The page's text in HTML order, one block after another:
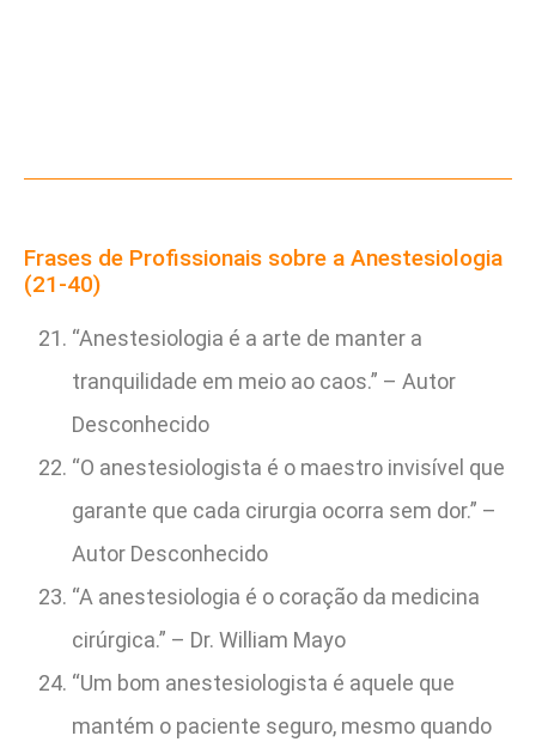
Frases de Profissionais sobre a Anestesiologia
(21-40)
“Anestesiologia é a arte de manter a
tranquilidade em meio ao caos.” – Autor
Desconhecido
“O anestesiologista é o maestro invisível que
garante que cada cirurgia ocorra sem dor.” –
Autor Desconhecido
“A anestesiologia é o coração da medicina
cirúrgica.” – Dr. William Mayo
“Um bom anestesiologista é aquele que
mantém o paciente seguro, mesmo quando